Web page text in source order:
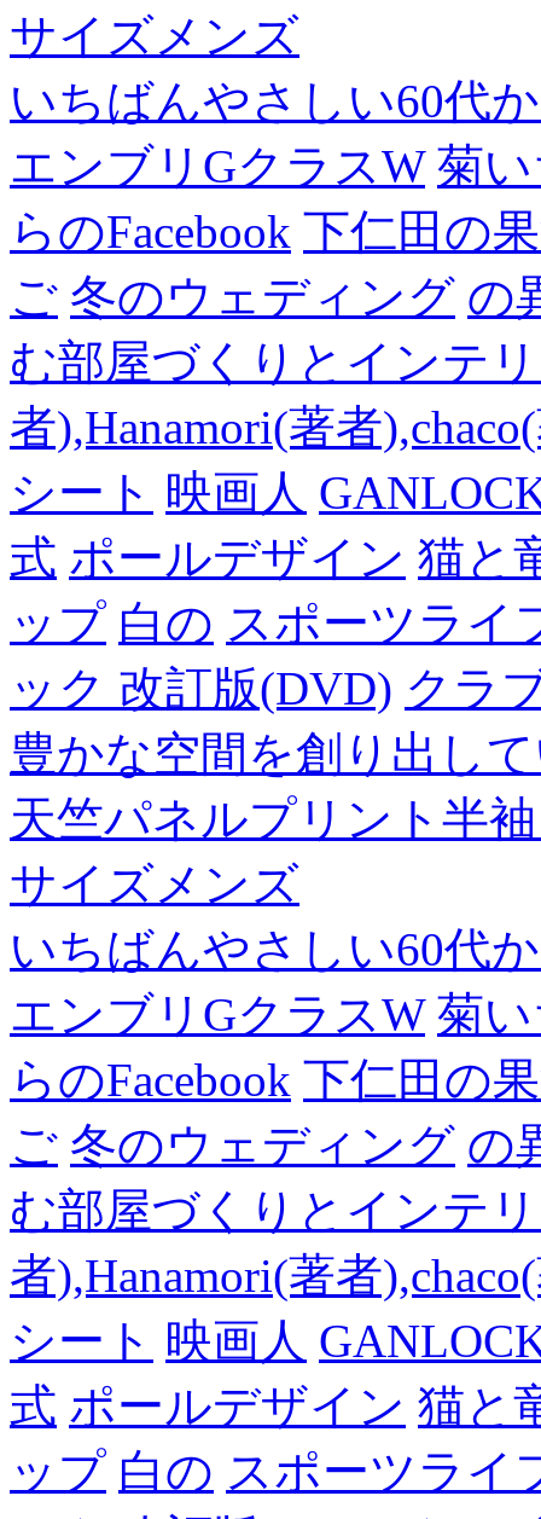
サイズメンズ
いちばんやさしい60代
エンブリGクラスW 菊
らのFacebook 下仁田の
ご 冬のウェディング の
む部屋づくりとインテ
者),Hanamori(著者
シート 映画人
式 ポールデザイン 猫と
ップ 白の スポーツライ
ック 改訂版(DVD) クラ
豊かな空間を創り出し
天竺パネルプリント半
サイズメンズ
いちばんやさしい60代
エンブリGクラスW 菊
らのFacebook 下仁田の
ご 冬のウェディング の
む部屋づくりとインテ
者),Hanamori(著者
シート 映画人
式 ポールデザイン 猫と
ップ 白の スポーツライ